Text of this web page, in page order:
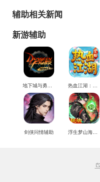
辅助相关新闻
新游辅助
地下城与勇士M辅助 热血江湖：觉醒辅助
剑侠问情辅助